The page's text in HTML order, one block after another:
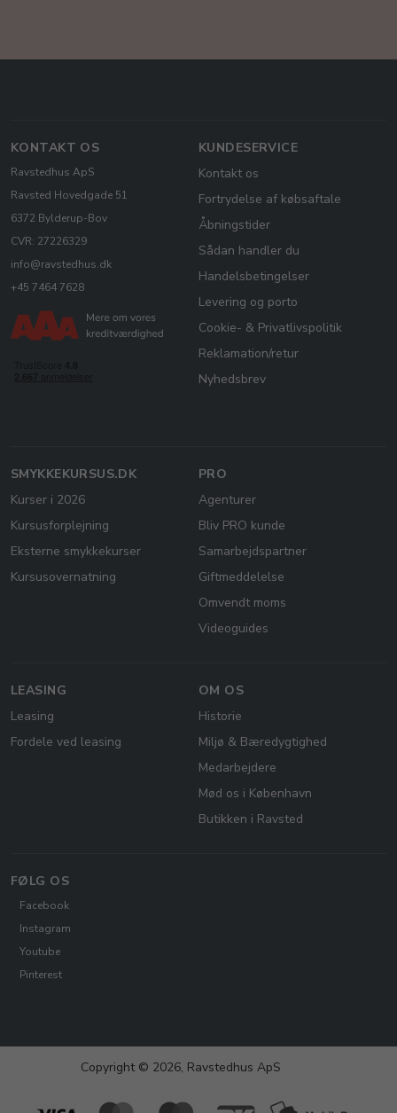
KONTAKT OS
Ravstedhus ApS
Ravsted Hovedgade 51
6372 Bylderup-Bov
CVR: 27226329
info@ravstedhus.dk
+45 7464 7628
KUNDESERVICE
Kontakt os
Fortrydelse af købsaftale
Åbningstider
Sådan handler du
Handelsbetingelser
Levering og porto
Cookie- & Privatlivspolitik
Reklamation/retur
Nyhedsbrev
SMYKKEKURSUS.DK
Kurser i 2026
Kursusforplejning
Eksterne smykkekurser
Kursusovernatning
PRO
Agenturer
Bliv PRO kunde
Samarbejdspartner
Giftmeddelelse
Omvendt moms
Videoguides
LEASING
Leasing
Fordele ved leasing
OM OS
Historie
Miljø & Bæredygtighed
Medarbejdere
Mød os i København
Butikken i Ravsted
FØLG OS
Facebook
Instagram
Youtube
Pinterest
Copyright © 2026, Ravstedhus ApS